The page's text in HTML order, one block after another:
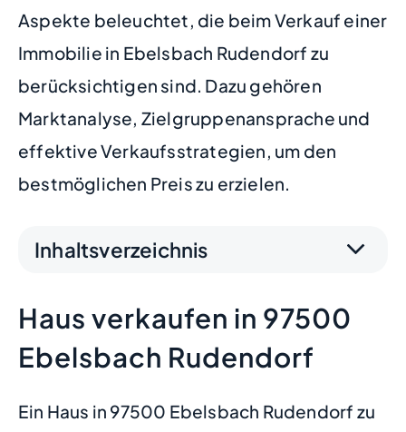
Aspekte beleuchtet, die beim Verkauf einer
Immobilie in Ebelsbach Rudendorf zu
berücksichtigen sind. Dazu gehören
Marktanalyse, Zielgruppenansprache und
effektive Verkaufsstrategien, um den
bestmöglichen Preis zu erzielen.
Inhaltsverzeichnis
Haus verkaufen in 97500
Ebelsbach Rudendorf
Ein Haus in 97500 Ebelsbach Rudendorf zu